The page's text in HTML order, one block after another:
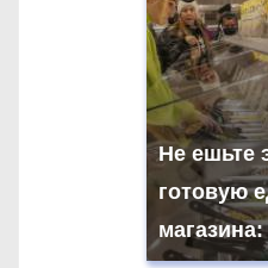
Не ешьте
готовую